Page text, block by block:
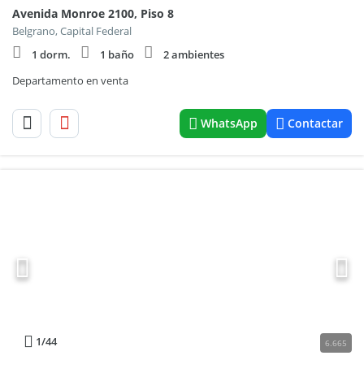
Avenida Monroe 2100, Piso 8
Belgrano, Capital Federal
1 dorm.
1 baño
2 ambientes
Departamento en venta
WhatsApp Contactar
1/44 6.665